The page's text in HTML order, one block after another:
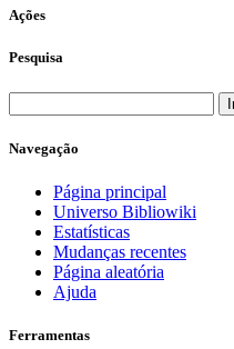
Ações
Pesquisa
Navegação
Página principal
Universo Bibliowiki
Estatísticas
Mudanças recentes
Página aleatória
Ajuda
Ferramentas